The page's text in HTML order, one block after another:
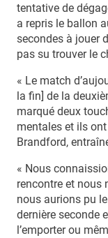
tentative de
a repris le ballon
secondes à jouer
pas su trouver le
« Le match
la fin] de la
marqué deux
mentales et ils
Brandford,
« Nous
rencontre et nous
nous aurions pu
dernière seconde
l’emporter ou